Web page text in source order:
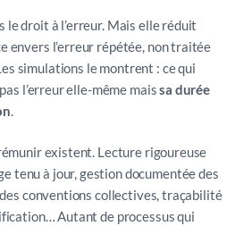
le droit à l’erreur. Mais elle réduit
envers l’erreur répétée, non traitée
simulations le montrent : ce qui
l’erreur elle-même maissa durée
existent. Lecture rigoureuse
tenu à jour, gestion documentée des
conventions collectives, traçabilité
Autant de processus qui